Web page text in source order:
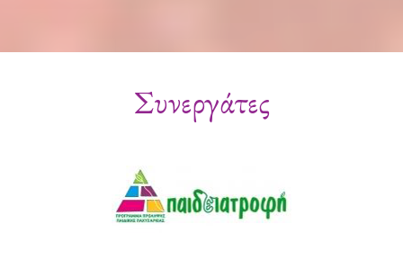
Συνεργάτες